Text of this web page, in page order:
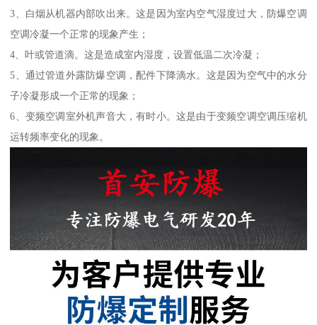
3、白烟从机器内部吹出来。这是因为室内空气湿度过大，防爆空调
空调冷凝一个正常的现象产生；
4、叶或管道滴。这是造成室内湿度，设置低温二次冷凝；
5、通过管道外露防爆空调，配件下降滴水。这是因为空气中的水分
子冷凝形成一个正常的现象；
6、变频空调室外机声音大，有时小。这是由于变频空调空调压缩机
运转频率变化的现象。